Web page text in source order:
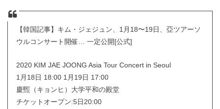
【韓国記事】キム・ジェジュン、1月18〜19日、亞ツアーソ
ウルコンサート開催… 一定公開[公式]
2020 KIM JAE JOONG Asia Tour Concert in Seoul
1月18日 18:00 1月19日 17:00
慶煕（キョンヒ）大学平和の殿堂
チケットオープン:5日20:00